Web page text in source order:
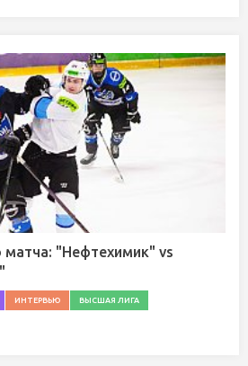
матча: "Нефтехимик" vs
ИНТЕРВЬЮ ВЫСШАЯ ЛИГА